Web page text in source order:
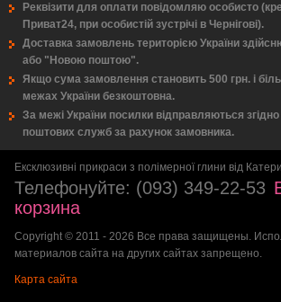
Реквізити для оплати повідомляю особисто
Приват24, при особистій зустрічі в Чернігові).
Доставка замовлень територією України
або "Новою поштою".
Якщо сума замовлення становить 500 грн. і
межах України безкоштовна.
За межі України посилки відправляються
поштових служб за рахунок замовника.
Ексклюзивні прикраси з полімерної глини від
Телефонуйте: (093) 349-22-53
корзина
Copyright © 2011 - 2026 Все права защищены.
материалов сайта на других сайтах запрещено.
Карта сайта